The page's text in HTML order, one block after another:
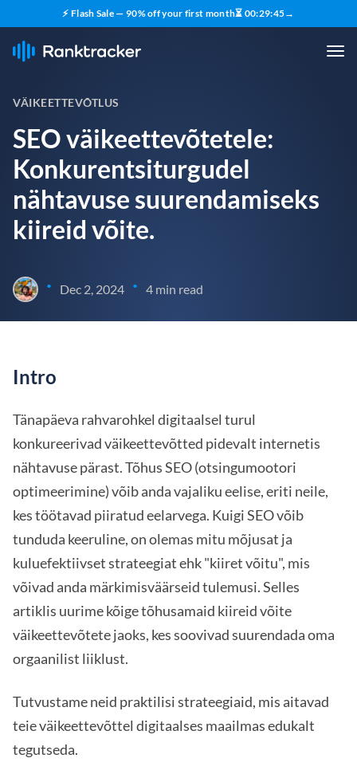
⚡ Flash Sale — 90% off your first month⏳ 00:29:44→
VÄIKEETTEVÕTLUS
SEO väikeettevõtetele:
Konkurentsiturgudel
nähtavuse suurendamiseks
kiireid võite.
• Dec 2, 2024 • 4 min read
Intro
Tänapäeva rahvarohkel digitaalsel turul
konkureerivad väikeettevõtted pidevalt internetis
nähtavuse pärast. Tõhus SEO (otsingumootori
optimeerimine) võib anda vajaliku eelise, eriti neile,
kes töötavad piiratud eelarvega. Kuigi SEO võib
tunduda keeruline, on olemas mitu mõjusat ja
kuluefektiivset strateegiat ehk "kiiret võitu", mis
võivad anda märkimisväärseid tulemusi. Selles
artiklis uurime kõige tõhusamaid kiireid võite
väikeettevõtete jaoks, kes soovivad suurendada oma
orgaanilist liiklust.
Tutvustame neid praktilisi strateegiaid, mis aitavad
teie väikeettevõttel digitaalses maailmas edukalt
tegutseda.